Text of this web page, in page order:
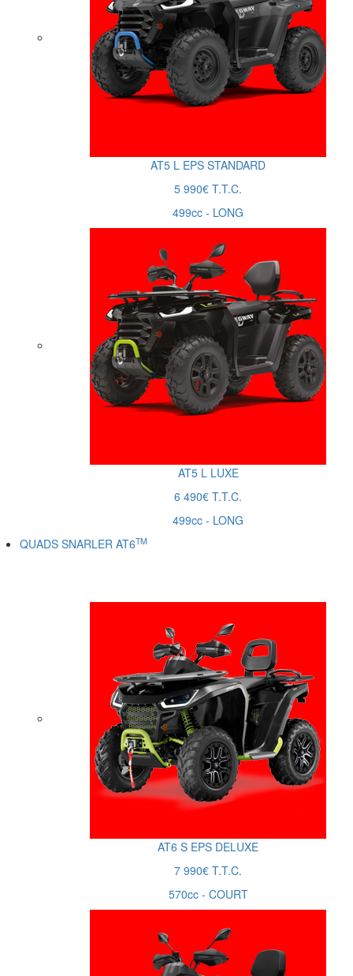
AT5 L EPS STANDARD
5 990€ T.T.C.
499cc - LONG
AT5 L LUXE
6 490€ T.T.C.
499cc - LONG
QUADS SNARLER AT6TM
AT6 S EPS DELUXE
7 990€ T.T.C.
570cc - COURT